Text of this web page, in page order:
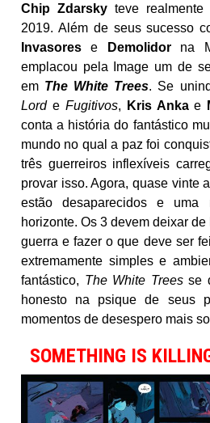
Chip Zdarskyteve realmente
2019. Além de seus sucesso
Invasores e Demolidorna
emplacou pela Image um de
em The White Trees. Se
Lorde Fugitivos, Kris Ankae
conta a história do fantástico
mundo no qual a paz foi
três guerreiros inflexíveis
provar isso. Agora, quase vinte
estão desaparecidos e
horizonte. Os 3 devem deixar
guerra e fazer o que deve ser
extremamente simples e
fantástico, The White Treesse
honesto na psique de seus
momentos de desespero mais
SOMETHING IS